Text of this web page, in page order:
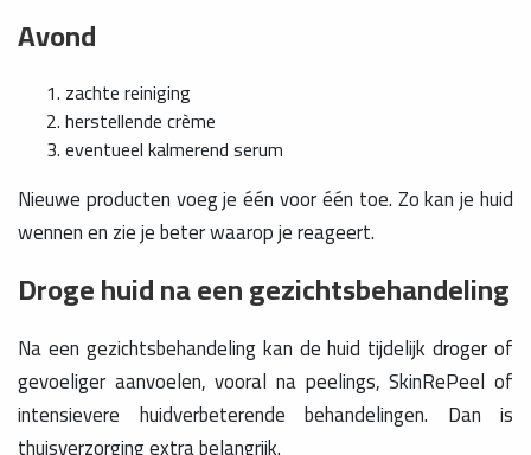
Avond
zachte reiniging
herstellende crème
eventueel kalmerend serum
Nieuwe producten voeg je één voor één toe. Zo kan je huid
wennen en zie je beter waarop je reageert.
Droge huid na een gezichtsbehandeling
Na een gezichtsbehandeling kan de huid tijdelijk droger of
gevoeliger aanvoelen, vooral na peelings, SkinRePeel of
intensievere huidverbeterende behandelingen. Dan is